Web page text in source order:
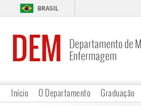
BRASIL
DEM
Departamento de
Enfermagem
Início O Departamento Graduação